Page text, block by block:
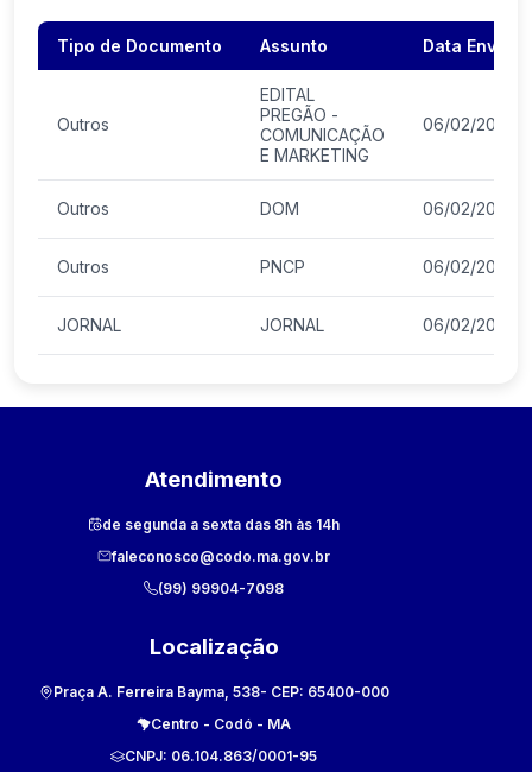
Tipo de Documento Assunto Data Envio
Outros
EDITAL
PREGÃO -
COMUNICAÇÃO
E MARKETING
06/02/2026
Outros DOM 06/02/2026
Outros PNCP 06/02/2026
JORNAL JORNAL 06/02/2026
Atendimento
de segunda a sexta das 8h às 14h
faleconosco@codo.ma.gov.br
(99) 99904-7098
Localização
Praça A. Ferreira Bayma, 538- CEP: 65400-000
Centro - Codó - MA
CNPJ: 06.104.863/0001-95